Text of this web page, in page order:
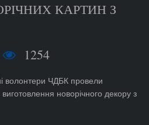
КАРТИН З
1254
волонтери ЧДБК провели
новорічного декору з